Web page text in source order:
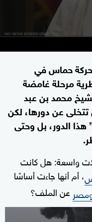
حركة حماس في
مرحلة غامضة
محمد بن عبد
تتخلى عن دورها، لكن
الدور، بل وحتى
واسعة: هل كانت
، أم أنها جاءت أساسًا
عن الملف؟